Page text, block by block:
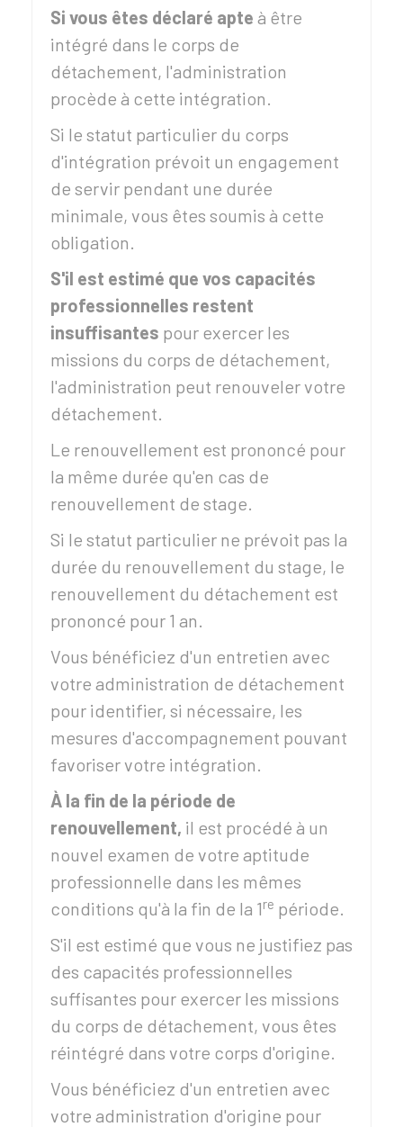
Si vous êtes déclaré apte à être
intégré dans le corps de
détachement, l'administration
procède à cette intégration.
Si le statut particulier du corps
d'intégration prévoit un engagement
de servir pendant une durée
minimale, vous êtes soumis à cette
obligation.
S'il est estimé que vos capacités
professionnelles restent
insuffisantes pour exercer les
missions du corps de détachement,
l'administration peut renouveler votre
détachement.
Le renouvellement est prononcé pour
la même durée qu'en cas de
renouvellement de stage.
Si le statut particulier ne prévoit pas la
durée du renouvellement du stage, le
renouvellement du détachement est
prononcé pour 1 an.
Vous bénéficiez d'un entretien avec
votre administration de détachement
pour identifier, si nécessaire, les
mesures d'accompagnement pouvant
favoriser votre intégration.
À la fin de la période de
renouvellement, il est procédé à un
nouvel examen de votre aptitude
professionnelle dans les mêmes
conditions qu'à la fin de la 1re période.
S'il est estimé que vous ne justifiez pas
des capacités professionnelles
suffisantes pour exercer les missions
du corps de détachement, vous êtes
réintégré dans votre corps d'origine.
Vous bénéficiez d'un entretien avec
votre administration d'origine pour